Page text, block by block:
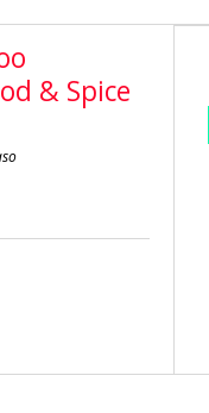
& Spice